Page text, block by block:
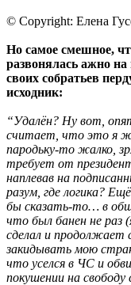
© Copyright: Елена
Но самое смешное,
развонялась ажно на
своих собратьев
исходник:
“Удалён? Ну вот,
считает, что это я
пародьку-то жалко,
требует от
наплевав на
разум, где логика?
бы сказать-то… в
что был банен не раз
сделал и продолжает
закидывать мою
что уселся в ЧС и
покушении на